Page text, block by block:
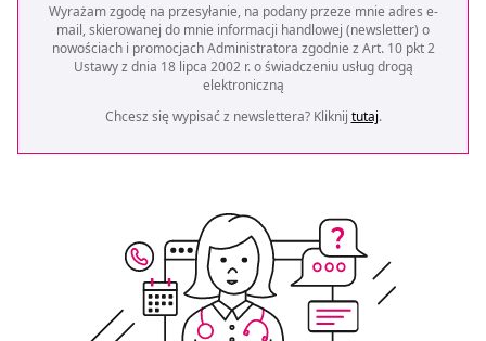
Wyrażam zgodę na przesyłanie, na podany przeze mnie adres e-
mail, skierowanej do mnie informacji handlowej (newsletter) o
nowościach i promocjach Administratora zgodnie z Art. 10 pkt 2
Ustawy z dnia 18 lipca 2002 r. o świadczeniu usług drogą
elektroniczną
Chcesz się wypisać z newslettera? Kliknij tutaj.